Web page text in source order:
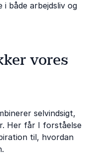
i både arbejdsliv og
vores
selvindsigt,
Her får I forståelse
til, hvordan